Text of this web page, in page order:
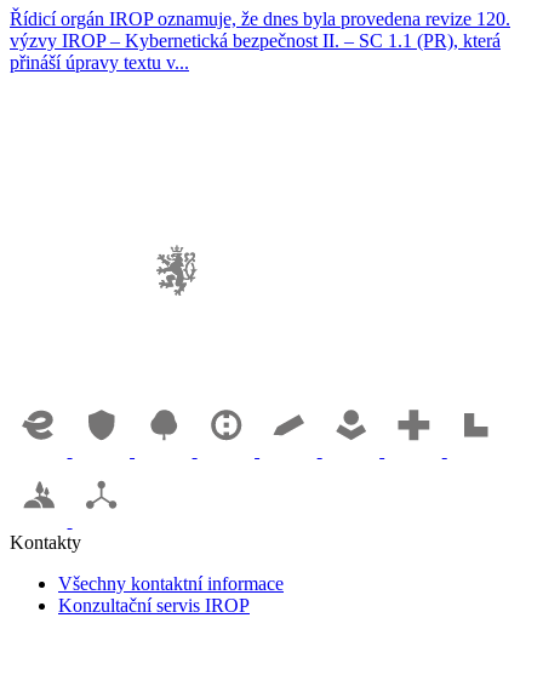
Řídicí orgán IROP oznamuje, že dnes byla provedena revize 120.
výzvy IROP – Kybernetická bezpečnost II. – SC 1.1 (PR), která
přináší úpravy textu v...
Kontakty
Všechny kontaktní informace
Konzultační servis IROP